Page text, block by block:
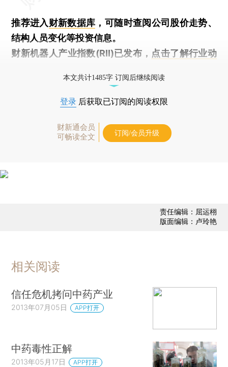
推荐进入财新数据库 ，可随时查阅公司股价走势、
结构人员变化等投资信息。
财新机器人产业指数(RII)已发布， 点击了解行业动
本文共计1485字 订阅后继续阅读
登录 后获取已订阅的阅读权限
财新通会员
可畅读全文
订阅/会员升级
责任编辑：屈运栩
版面编辑：卢玲艳
相关阅读
信任危机拷问中药产业
2013年07月05日 APP打开
中药毒性正解
2013年05月17日 APP打开